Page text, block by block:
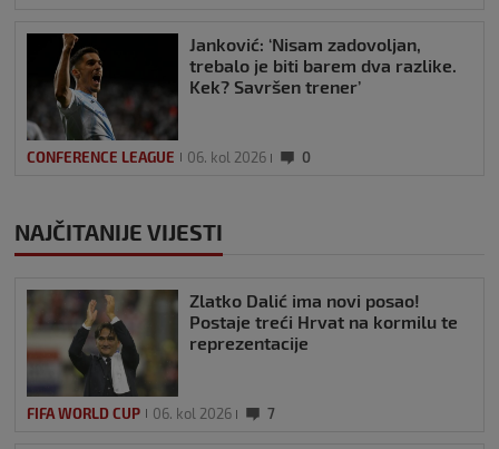
Janković: ‘Nisam zadovoljan,
trebalo je biti barem dva razlike.
Kek? Savršen trener’
CONFERENCE LEAGUE 06. kol 2026 0
NAJČITANIJE VIJESTI
Zlatko Dalić ima novi posao!
Postaje treći Hrvat na kormilu te
reprezentacije
FIFA WORLD CUP 06. kol 2026 7